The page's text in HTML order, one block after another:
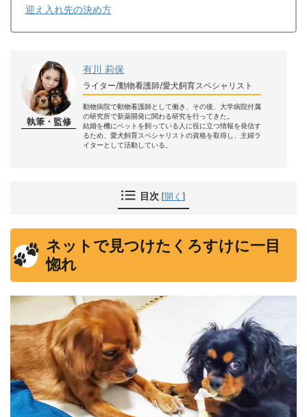
迎え入れ先の決め方
執筆・監修
有川 莉保
ライター/動物看護師/愛犬飼育スペシャリスト
動物病院で動物看護師として働き、その後、大学病院付属
の研究所で新薬開発に関わる研究を行ってきた。
結婚を機にペットを飼っている人に役に立つ情報を発信す
るため、愛犬飼育スペシャリストの資格を取得し、主婦ラ
イターとして活動している。
目次 [開く ]
ネットで見つけたくろすけに一目
惚れ